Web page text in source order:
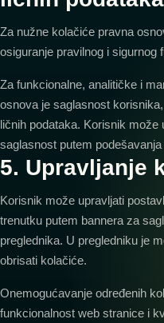
Za nužne kolačiće pravna
osiguranje pravilnog i sigurnog
Za funkcionalne, analitičke i
osnova je saglasnost
ličnih podataka. Korisnik
saglasnost putem
5. Upravljanje
Korisnik može upravljati
trenutku putem bannera za
preglednika. U pregledniku je
obrisati kolačiće.
Onemogućavanje određenih
funkcionalnost web stranice i